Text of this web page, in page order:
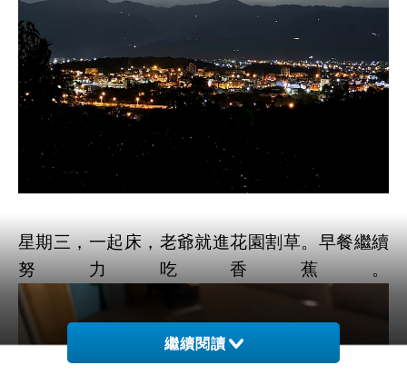
星期三，一起床，老爺就進花園割草。早餐繼續
努力吃香蕉。
繼續閱讀